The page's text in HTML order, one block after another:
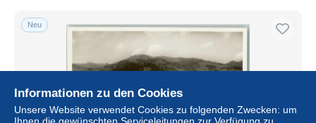
Neu
Informationen zu den Cookies
Unsere Website verwendet Cookies zu folgenden Zwecken: um